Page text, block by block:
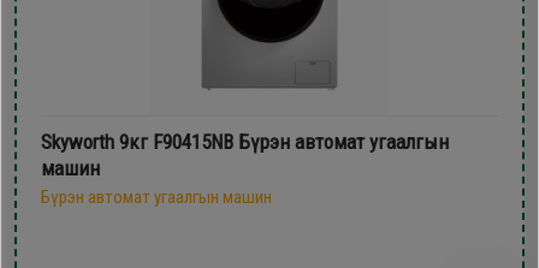
Skyworth 9кг F90415NB Бүрэн автомат угаалгын
машин
Бүрэн автомат угаалгын машин